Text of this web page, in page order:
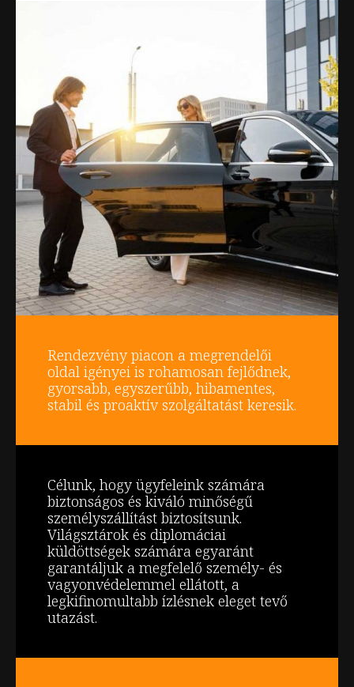
Rendezvény piacon a megrendelői
oldal igényei is rohamosan fejlődnek,
gyorsabb, egyszerűbb, hibamentes,
stabil és proaktív szolgáltatást keresik.
Célunk, hogy ügyfeleink számára
biztonságos és kiváló minőségű
személyszállítást biztosítsunk.
Világsztárok és diplomáciai
küldöttségek számára egyaránt
garantáljuk a megfelelő személy- és
vagyonvédelemmel ellátott, a
legkifinomultabb ízlésnek eleget tevő
utazást.